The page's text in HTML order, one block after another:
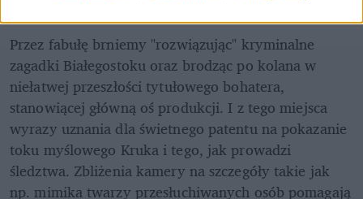
Przez fabułę brniemy "rozwiązując" kryminalne
zagadki Białegostoku oraz brodząc po kolana w
niełatwej przeszłości tytułowego bohatera,
stanowiącej główną oś produkcji. I z tego miejsca
wyrazy uznania dla świetnego patentu na pokazanie
toku myślowego Kruka i tego, jak prowadzi
śledztwa. Zbliżenia kamery na szczegóły takie jak
np. mimika twarzy przesłuchiwanych osób pomagają